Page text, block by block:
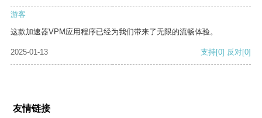
游客
这款加速器VPM应用程序已经为我们带来了无限的流畅体验。
2025-01-13 支持[0] 反对[0]
友情链接